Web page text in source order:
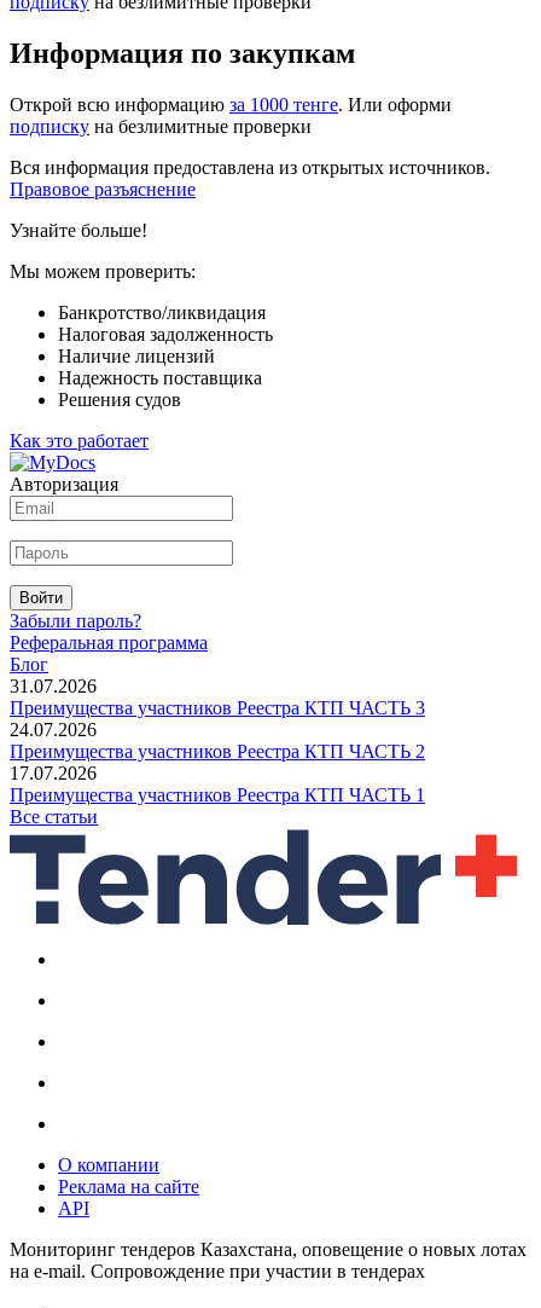
Информация по закупкам
Открой всю информацию за 1000 тенге. Или оформи
подписку на безлимитные проверки
Вся информация предоставлена из открытых источников.
Правовое разъяснение
Узнайте больше!
Мы можем проверить:
Банкротство/ликвидация
Налоговая задолженность
Наличие лицензий
Надежность поставщика
Решения судов
Как это работает
Авторизация
Войти
Забыли пароль?
Реферальная программа
Блог
31.07.2026
Преимущества участников Реестра КТП ЧАСТЬ 3
24.07.2026
Преимущества участников Реестра КТП ЧАСТЬ 2
17.07.2026
Преимущества участников Реестра КТП ЧАСТЬ 1
Все статьи
О компании
Реклама на сайте
API
Мониторинг тендеров Казахстана, оповещение о новых лотах
на e-mail. Сопровождение при участии в тендерах